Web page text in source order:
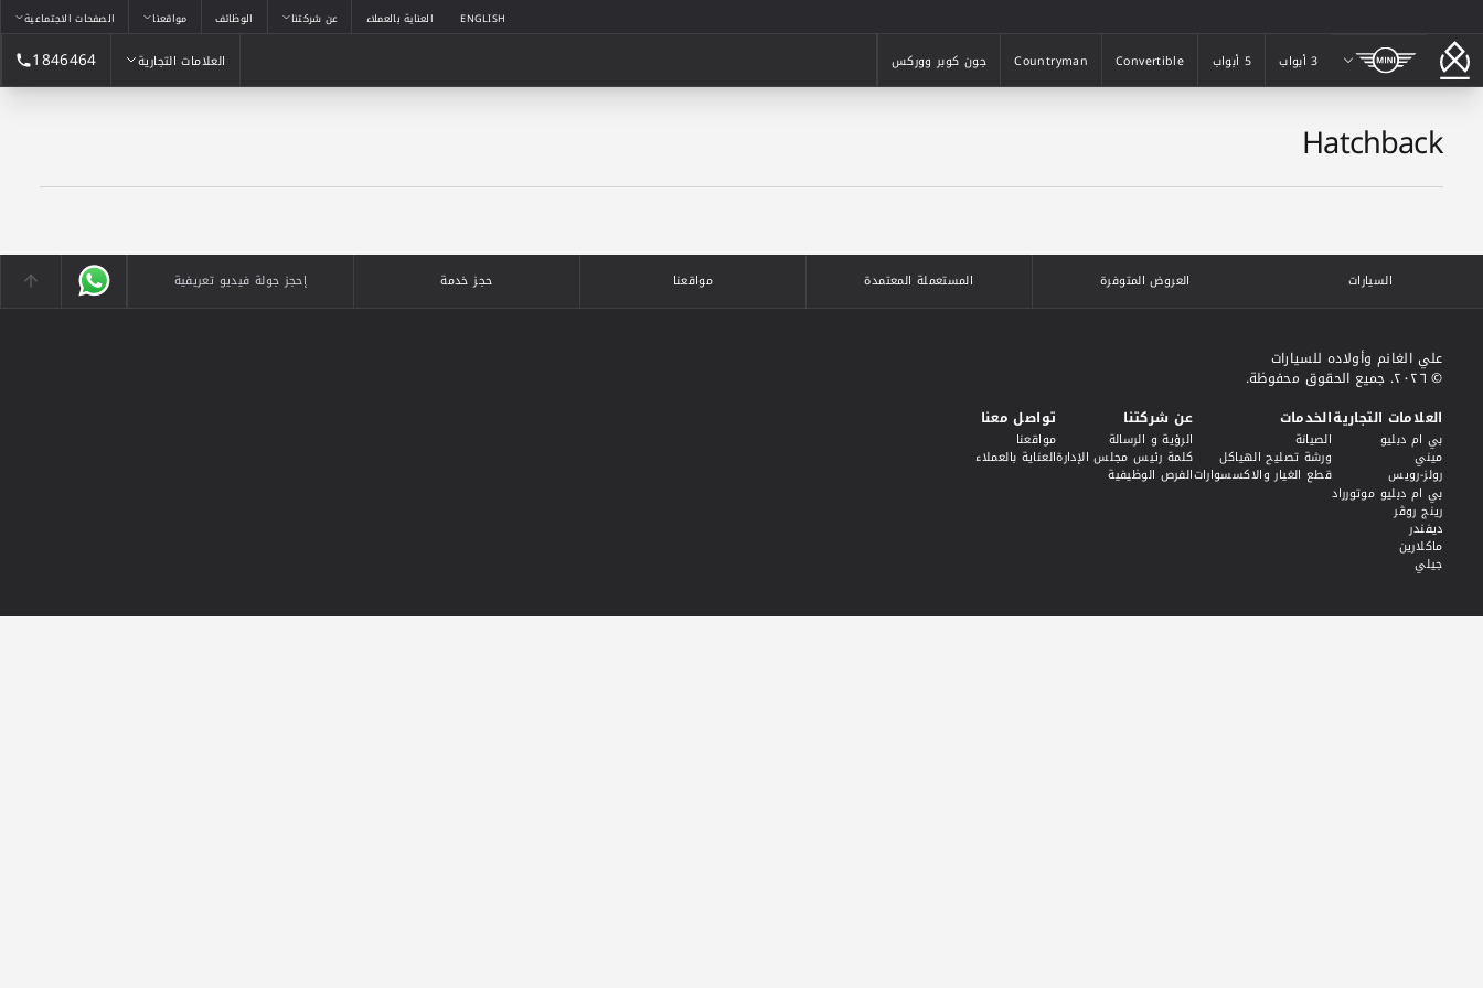
ENGLISH العناية بالعملاء عن شركتنا الوظائف مواقعنا الصفحات الاجتماعية
3 أبواب 5 أبواب Convertible
Countryman جون كوبر ووركس العلامات التجارية 1846464
Hatchback
السيارات العروض المتوفرة المستعملة المعتمدة مواقعنا حجز خدمة إحجز جولة فيديو تعريفية
علي الغانم وأولاده للسيارات
© ٢٠٢٦. جميع الحقوق محفوظة.
العلامات التجارية
بي ام دبليو
ميني
رولز-رويس
بي ام دبليو موتورراد
رينج روڤر
ديفندر
ماكلارين
جيلي
الخدمات
الصيانة
ورشة تصليح الهياكل
قطع الغيار والاكسسوارات
عن شركتنا
الرؤية و الرسالة
كلمة رئيس مجلس الإدارة
الفرص الوظيفية
تواصل معنا
مواقعنا
العناية بالعملاء